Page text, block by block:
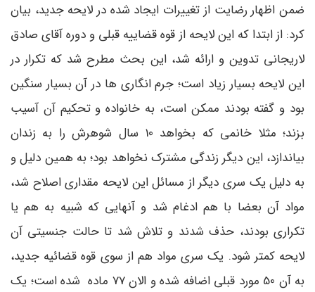
ضمن اظهار رضایت از تغییرات ایجاد شده در لایحه جدید، بیان
کرد: از ابتدا که این لایحه از قوه قضاییه قبلی و دوره آقای صادق
لاریجانی تدوین و ارائه شد، این بحث مطرح شد که تکرار در
این لایحه بسیار زیاد است؛ جرم انگاری ها در آن بسیار سنگین
بود و گفته بودند ممکن است، به خانواده و تحکیم آن آسیب
بزند؛ مثلا خانمی که بخواهد 10 سال شوهرش را به زندان
بیاندازد، این دیگر زندگی مشترک نخواهد بود؛ به همین دلیل و
به دلیل یک سری دیگر از مسائل این لایحه مقداری اصلاح شد،
مواد آن بعضا با هم ادغام شد و آنهایی که شبیه به هم یا
تکراری بودند، حذف شدند و تلاش شد تا حالت جنسیتی آن
لایحه کمتر شود. یک سری مواد هم از سوی قوه قضائیه جدید،
به آن 50 مورد قبلی اضافه شده و الان 77 ماده شده است؛ یک